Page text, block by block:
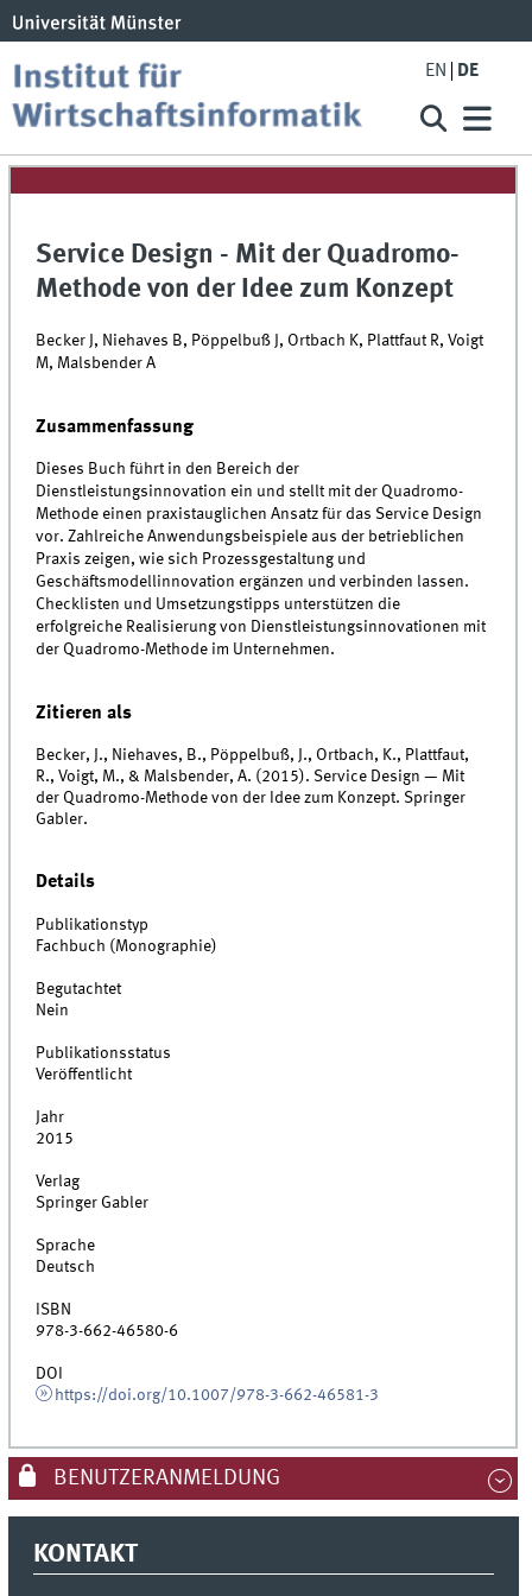
EN DE
Service Design - Mit der Quadromo-
Methode von der Idee zum Konzept
Becker J, Niehaves B, Pöppelbuß J, Ortbach K, Plattfaut R, Voigt
M, Malsbender A
Zusammenfassung
Dieses Buch führt in den Bereich der
Dienstleistungsinnovation ein und stellt mit der Quadromo-
Methode einen praxistauglichen Ansatz für das Service Design
vor. Zahlreiche Anwendungsbeispiele aus der betrieblichen
Praxis zeigen, wie sich Prozessgestaltung und
Geschäftsmodellinnovation ergänzen und verbinden lassen.
Checklisten und Umsetzungstipps unterstützen die
erfolgreiche Realisierung von Dienstleistungsinnovationen mit
der Quadromo-Methode im Unternehmen.
Zitieren als
Becker, J., Niehaves, B., Pöppelbuß, J., Ortbach, K., Plattfaut,
R., Voigt, M., & Malsbender, A. (2015). Service Design — Mit
der Quadromo-Methode von der Idee zum Konzept. Springer
Gabler.
Details
Publikationstyp
Fachbuch (Monographie)
Begutachtet
Nein
Publikationsstatus
Veröffentlicht
Jahr
2015
Verlag
Springer Gabler
Sprache
Deutsch
ISBN
978-3-662-46580-6
DOI
https://doi.org/10.1007/978-3-662-46581-3
BENUTZERANMELDUNG
KONTAKT